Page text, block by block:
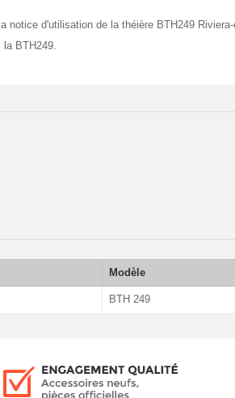
notice d'utilisation de la théière BTH249 Riviera-
BTH249.
Modèle
BTH 249